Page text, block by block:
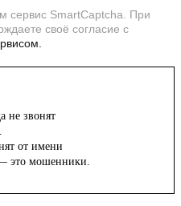
сервис SmartCaptcha. При
своё согласие с
не звонят
от имени
это мошенники.